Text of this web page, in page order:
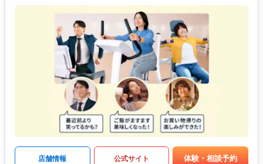
店舗情報 公式サイト 体験・相談予約